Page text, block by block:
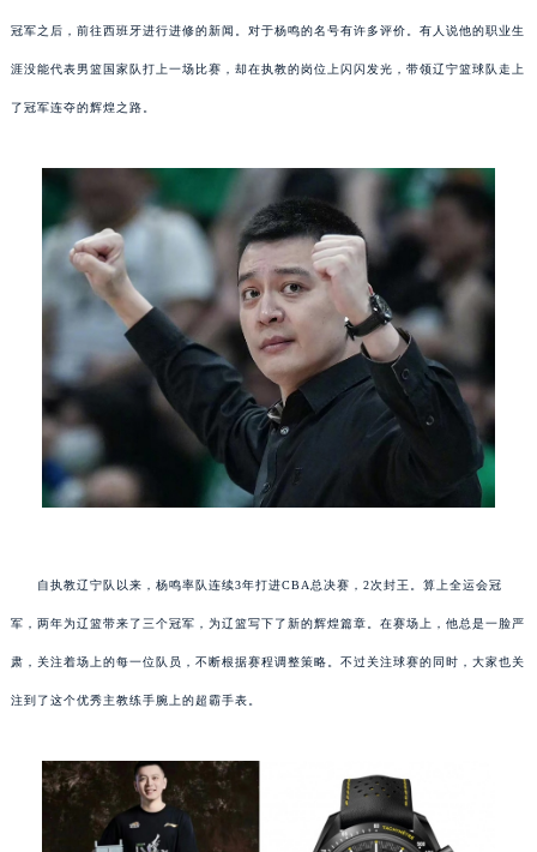
冠军之后，前往西班牙进行进修的新闻。对于杨鸣的名号有许多评价。有人说他的职业生
涯没能代表男篮国家队打上一场比赛，却在执教的岗位上闪闪发光，带领辽宁篮球队走上
了冠军连夺的辉煌之路。
自执教辽宁队以来，杨鸣率队连续3年打进CBA总决赛，2次封王。算上全运会冠
军，两年为辽篮带来了三个冠军，为辽篮写下了新的辉煌篇章。在赛场上，他总是一脸严
肃，关注着场上的每一位队员，不断根据赛程调整策略。不过关注球赛的同时，大家也关
注到了这个优秀主教练手腕上的超霸手表。